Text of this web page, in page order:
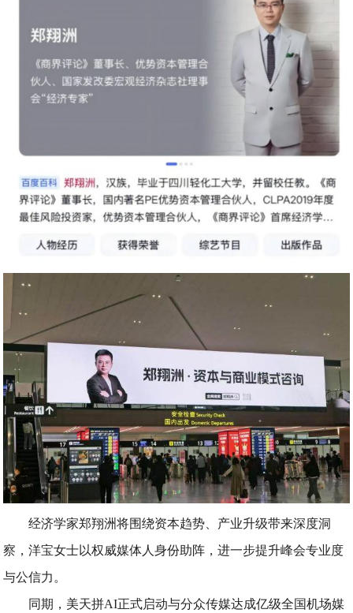
经济学家郑翔洲将围绕资本趋势、产业升级带来深度洞
察，洋宝女士以权威媒体人身份助阵，进一步提升峰会专业度
与公信力。
同期，美天拼AI正式启动与分众传媒达成亿级全国机场媒